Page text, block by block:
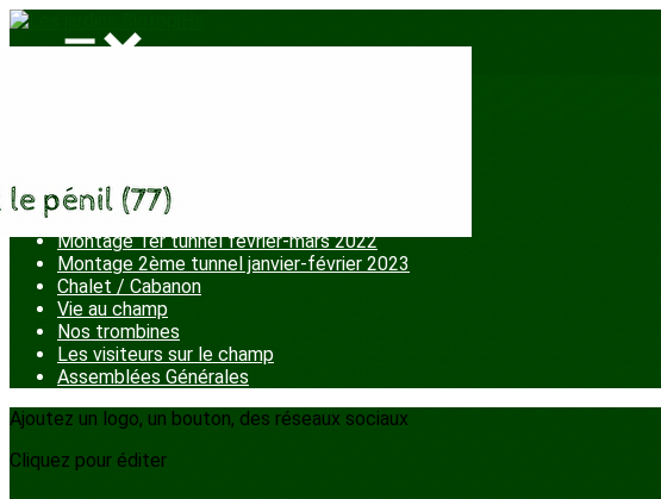
Ateliers enfants
Plantation petits fruits
Montage 1er tunnel février-mars 2022
Montage 2ème tunnel janvier-février 2023
Chalet / Cabanon
Vie au champ
Nos trombines
Les visiteurs sur le champ
Assemblées Générales
Ajoutez un logo, un bouton, des réseaux sociaux
Cliquez pour éditer